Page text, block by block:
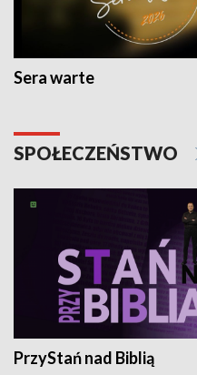
Sera warte
SPOŁECZEŃSTWO
PrzyStań nad Biblią